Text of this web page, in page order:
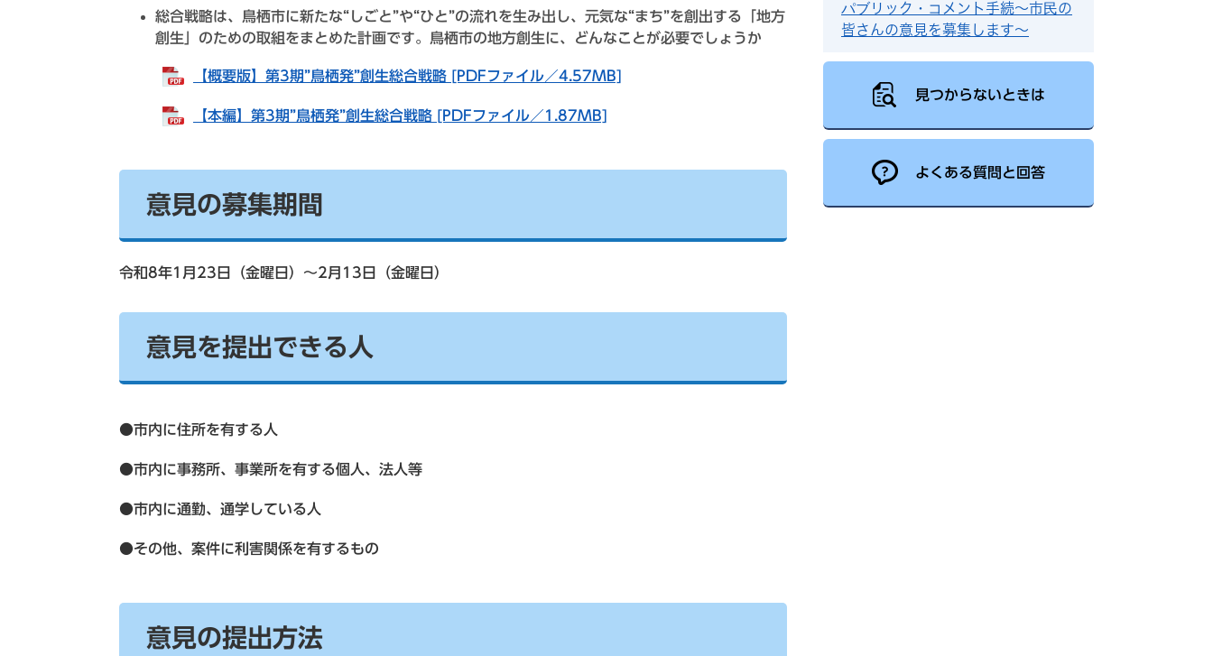
総合戦略は、鳥栖市に新たな“しごと”や“ひと”の流れを生み出し、元気な“まち”を創出する「地方
創生」のための取組をまとめた計画です。鳥栖市の地方創生に、どんなことが必要でしょうか
【概要版】第3期”鳥栖発”創生総合戦略 [PDFファイル／4.57MB]
【本編】第3期”鳥栖発”創生総合戦略 [PDFファイル／1.87MB]
意見の募集期間
令和8年1月23日（金曜日）～2月13日（金曜日）
意見を提出できる人
●市内に住所を有する人
●市内に事務所、事業所を有する個人、法人等
●市内に通勤、通学している人
●その他、案件に利害関係を有するもの
意見の提出方法
パブリック・コメント手続～市民の
皆さんの意見を募集します～
見つからないときは
よくある質問と回答